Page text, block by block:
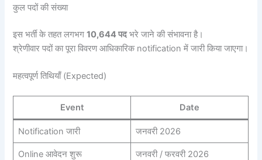
कुल पदों की संख्या
इस भर्ती के तहत लगभग10,644 पदभरे जाने की संभावना है।
श्रेणीवार पदों का पूरा विवरण आधिकारिक notification में जारी किया जाएगा।
महत्वपूर्ण तिथियाँ (Expected)
Event Date
Notification जारी जनवरी 2026
Online आवेदन शुरू जनवरी / फरवरी 2026